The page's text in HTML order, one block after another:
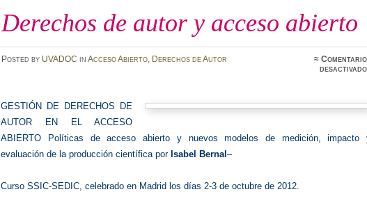
Derechos de autor y acceso abierto
Posted by UVADOC in Acceso Abierto, Derechos de Autor ≈
GESTIÓN DE DERECHOS DE
AUTOR EN EL ACCESO
ABIERTO Políticas de acceso abierto y nuevos modelos de medición, impacto
evaluación de la producción científica por Isabel Bernal–
Curso SSIC-SEDIC, celebrado en Madrid los días 2-3 de octubre de 2012.